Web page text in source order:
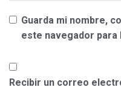
Guarda mi nombre,
este navegador para
Recibir un correo